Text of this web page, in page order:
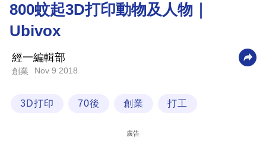
商
技
場
800蚊起3D打印動物及人物｜
Ubivox
經一編輯部
創業 Nov 9 2018
3D打印 70後 創業 打工
廣告